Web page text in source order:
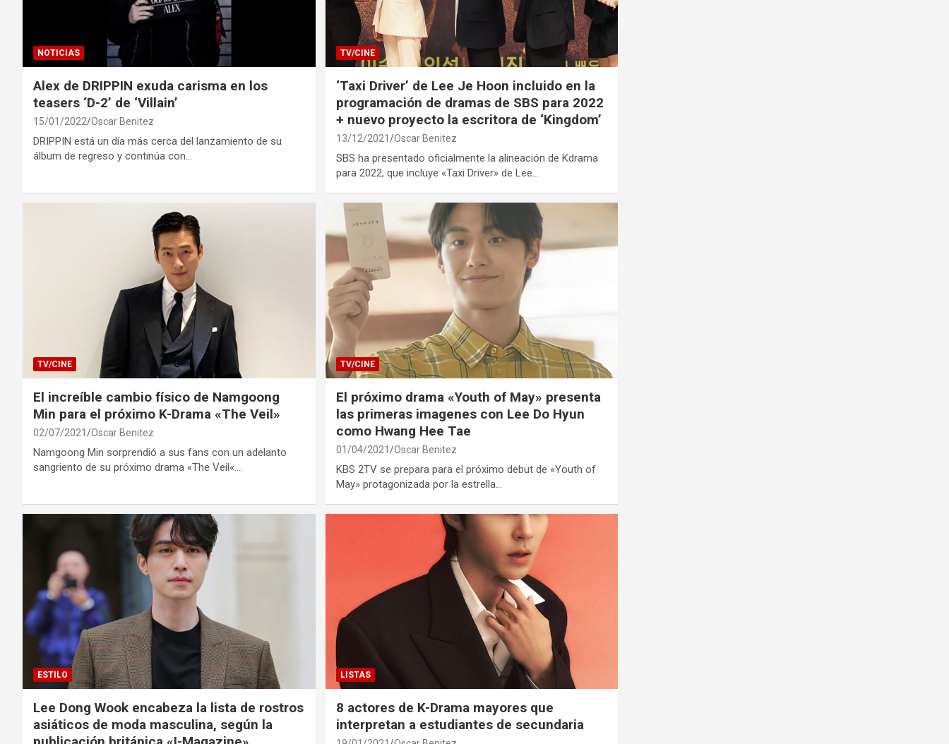
NOTICIAS
Alex de DRIPPIN exuda carisma en los
teasers ‘D-2’ de ‘Villain’
15/01/2022 Oscar Benitez
DRIPPIN está un día más cerca del lanzamiento de su
álbum de regreso y continúa con…
TV/CINE
‘Taxi Driver’ de Lee Je Hoon incluido en la
programación de dramas de SBS para 2022
+ nuevo proyecto la escritora de ‘Kingdom’
13/12/2021 Oscar Benitez
SBS ha presentado oficialmente la alineación de Kdrama
para 2022, que incluye «Taxi Driver» de Lee…
TV/CINE
El increíble cambio físico de Namgoong
Min para el próximo K-Drama «The Veil»
02/07/2021 Oscar Benitez
Namgoong Min sorprendió a sus fans con un adelanto
sangriento de su próximo drama «The Veil«.…
TV/CINE
El próximo drama «Youth of May» presenta
las primeras imagenes con Lee Do Hyun
como Hwang Hee Tae
01/04/2021 Oscar Benitez
KBS 2TV se prepara para el próximo debut de «Youth of
May» protagonizada por la estrella…
ESTILO
Lee Dong Wook encabeza la lista de rostros
asiáticos de moda masculina, según la
LISTAS
8 actores de K-Drama mayores que
interpretan a estudiantes de secundaria